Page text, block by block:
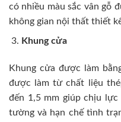
có nhiều màu sắc vân gỗ
không gian nội thất thiết
Khung cửa
Khung cửa được làm
được làm từ chất liệu
đến 1,5 mm giúp chịu
tường và hạn chế tình